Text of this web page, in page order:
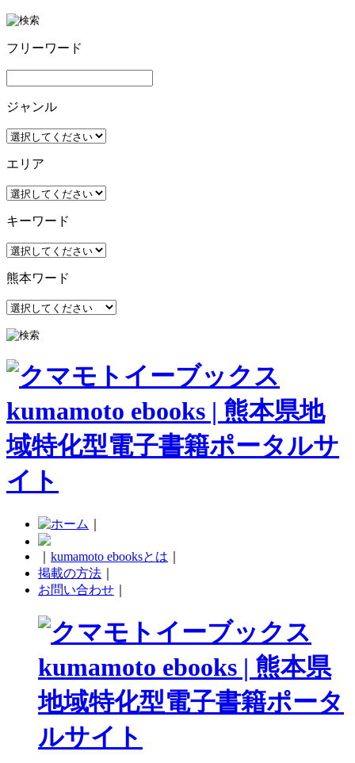
フリーワード
ジャンル
エリア
キーワード
熊本ワード
kumamoto ebooksとは
掲載の方法
お問い合わせ